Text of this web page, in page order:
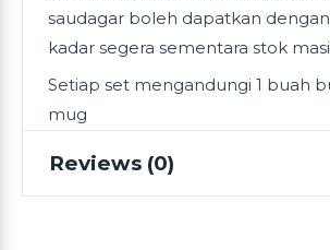
saudagar boleh dapatkan
kadar segera sementara stok
Setiap set mengandungi 1 buah
mug
Reviews (0)